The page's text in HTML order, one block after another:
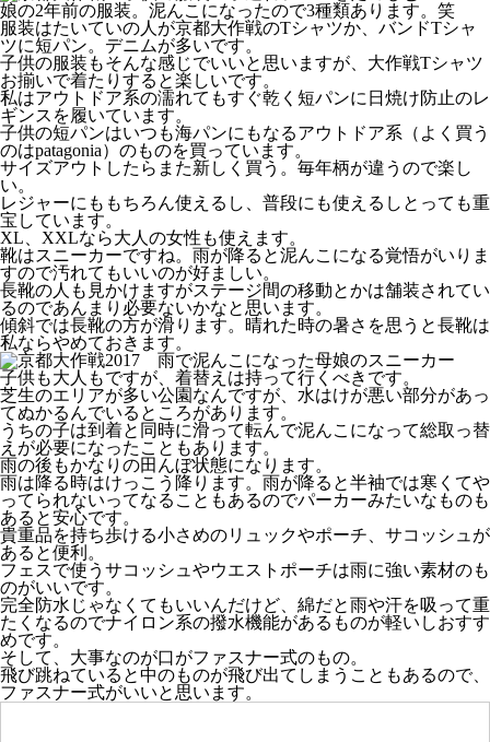
娘の2年前の服装。泥んこになったので3種類あります。笑
服装はたいていの人が京都大作戦のTシャツか、バンドTシャ
ツに短パン。デニムが多いです。
子供の服装もそんな感じでいいと思いますが、大作戦Tシャツ
お揃いで着たりすると楽しいです。
私はアウトドア系の濡れてもすぐ乾く短パンに日焼け防止のレ
ギンスを履いています。
子供の短パンはいつも海パンにもなるアウトドア系（よく買う
のはpatagonia）のものを買っています。
サイズアウトしたらまた新しく買う。毎年柄が違うので楽し
い。
レジャーにももちろん使えるし、普段にも使えるしとっても重
宝しています。
XL、XXLなら大人の女性も使えます。
靴はスニーカーですね。雨が降ると泥んこになる覚悟がいりま
すので汚れてもいいのが好ましい。
長靴の人も見かけますがステージ間の移動とかは舗装されてい
るのであんまり必要ないかなと思います。
傾斜では長靴の方が滑ります。晴れた時の暑さを思うと長靴は
私ならやめておきます。
子供も大人もですが、着替えは持って行くべきです。
芝生のエリアが多い公園なんですが、水はけが悪い部分があっ
てぬかるんでいるところがあります。
うちの子は到着と同時に滑って転んで泥んこになって総取っ替
えが必要になったこともあります。
雨の後もかなりの田んぼ状態になります。
雨は降る時はけっこう降ります。雨が降ると半袖では寒くてや
ってられないってなることもあるのでパーカーみたいなものも
あると安心です。
貴重品を持ち歩ける小さめのリュックやポーチ、サコッシュが
あると便利。
フェスで使うサコッシュやウエストポーチは雨に強い素材のも
のがいいです。
完全防水じゃなくてもいいんだけど、綿だと雨や汗を吸って重
たくなるのでナイロン系の撥水機能があるものが軽いしおすす
めです。
そして、大事なのが口がファスナー式のもの。
飛び跳ねていると中のものが飛び出てしまうこともあるので、
ファスナー式がいいと思います。